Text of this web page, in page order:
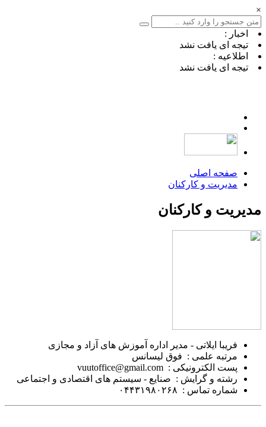
×
اخبار :
تیجه ای یافت نشد
اطلاعیه :
تیجه ای یافت نشد
صفحه اصلی
مدیریت و کارکنان
مدیریت و کارکنان
فریبا ایلاتی - مدیر اداره آموزش های آزاد و مجازی
مرتبه علمی : فوق لیسانس
پست الکترونیکی : vuutoffice@gmail.com
رشته و گرایش : صنایع - سیستم های اقتصادی و اجتماعی
شماره تماس : ۰۴۴۳۱۹۸۰۲۶۸